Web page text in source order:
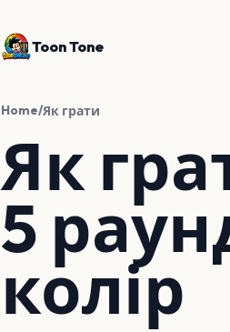
Toon Tone
Home/Як грати
Як
5
колір